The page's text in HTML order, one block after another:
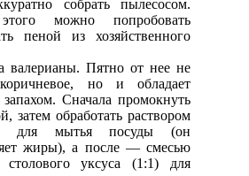
собрать пылесосом.
можно попробовать
пеной из хозяйственного
валерианы. Пятно от нее не
но и обладает
Сначала промокнуть
затем обработать раствором
для мытья посуды (он
жиры), а после — смесью
уксуса (1:1) для